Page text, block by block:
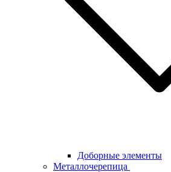
Доборные элементы
Металлочерепица